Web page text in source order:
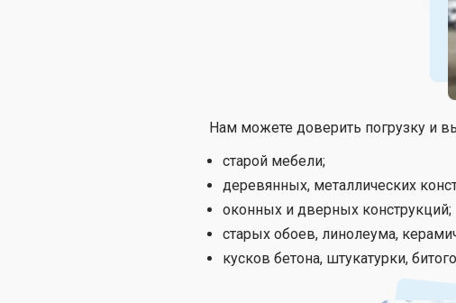
Нам можете доверить погрузку и
старой мебели;
деревянных, металлических
оконных и дверных конструкций;
старых обоев, линолеума,
кусков бетона, штукатурки,